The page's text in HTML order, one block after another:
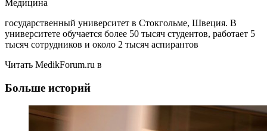
Медицина
государственный университет в Стокгольме, Швеция. В
университете обучается более 50 тысяч студентов, работает 5
тысяч сотрудников и около 2 тысяч аспирантов
Читать MedikForum.ru в
Больше историй